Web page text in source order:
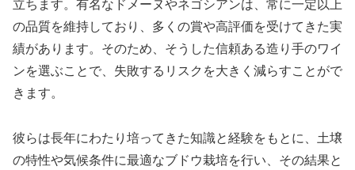
立ちます。有名なドメーヌやネゴシアンは、常に一定以上
の品質を維持しており、多くの賞や高評価を受けてきた実
績があります。そのため、そうした信頼ある造り手のワイ
ンを選ぶことで、失敗するリスクを大きく減らすことがで
きます。
彼らは長年にわたり培ってきた知識と経験をもとに、土壌
の特性や気候条件に最適なブドウ栽培を行い、その結果と